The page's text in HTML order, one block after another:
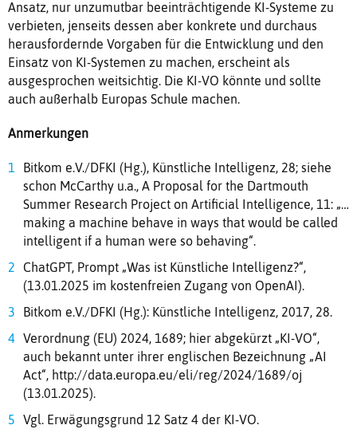
Ansatz, nur unzumutbar beeinträchtigende KI-Systeme zu
verbieten, jenseits dessen aber konkrete und durchaus
herausfordernde Vorgaben für die Entwicklung und den
Einsatz von KI-Systemen zu machen, erscheint als
ausgesprochen weitsichtig. Die KI-VO könnte und sollte
auch außerhalb Europas Schule machen.
Anmerkungen
Bitkom e.V./DFKI (Hg.), Künstliche Intelligenz, 28; siehe
schon McCarthy u.a., A Proposal for the Dartmouth
Summer Research Project on Artificial Intelligence, 11: „…
making a machine behave in ways that would be called
intelligent if a human were so behaving“.
ChatGPT, Prompt „Was ist Künstliche Intelligenz?“,
(13.01.2025 im kostenfreien Zugang von OpenAI).
Bitkom e.V./DFKI (Hg.): Künstliche Intelligenz, 2017, 28.
Verordnung (EU) 2024, 1689; hier abgekürzt „KI-VO“,
auch bekannt unter ihrer englischen Bezeichnung „AI
Act“, http://data.europa.eu/eli/reg/2024/1689/oj
(13.01.2025).
Vgl. Erwägungsgrund 12 Satz 4 der KI-VO.